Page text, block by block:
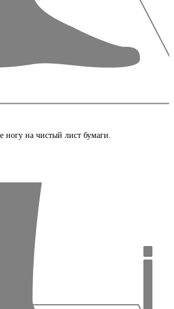
ногу на чистый лист бумаги.